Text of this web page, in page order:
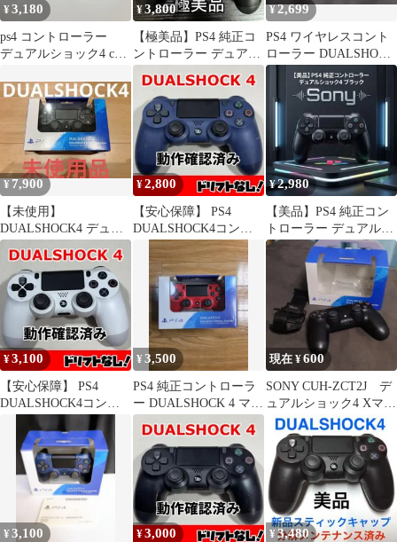
¥3,180
ps4 コントローラー
デュアルショック4 cuh-
¥3,800
【極美品】PS4 純正コ
ントローラー デュアル
ショック4 ブラック
¥2,699
PS4 ワイヤレスコント
ローラー DUALSHOCK
4 本体
¥ 7,900
【未使用】
DUALSHOCK4 デュア
ルショック4 ジェット
ブラック
¥2,800
【安心保障】 PS4
DUALSHOCK4コント
ローラー プレステ4 純
正453
¥2,980
【美品】PS4 純正コン
トローラー デュアルシ
ョック4 ブラック
¥3,100
【安心保障】 PS4
DUALSHOCK4コント
ローラー プレステ4 純
正458
¥3,500
PS4 純正コントローラ
ー DUALSHOCK 4 マグ
マレッド
現在 ¥600
SONY CUH-ZCT2J デ
ュアルショック4 Xマウ
ント セット
¥3,100 ¥3,000 ¥3,480